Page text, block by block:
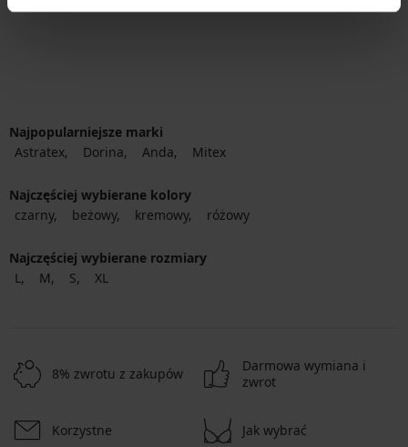
Najpopularniejsze marki
Astratex
Dorina Anda Mitex
Najczęściej wybierane kolory
czarny
beżowy kremowy różowy
Najczęściej wybierane rozmiary
L
M S XL
8% zwrotu z zakupów
Darmowa wymiana i
zwrot
Korzystne Jak wybrać